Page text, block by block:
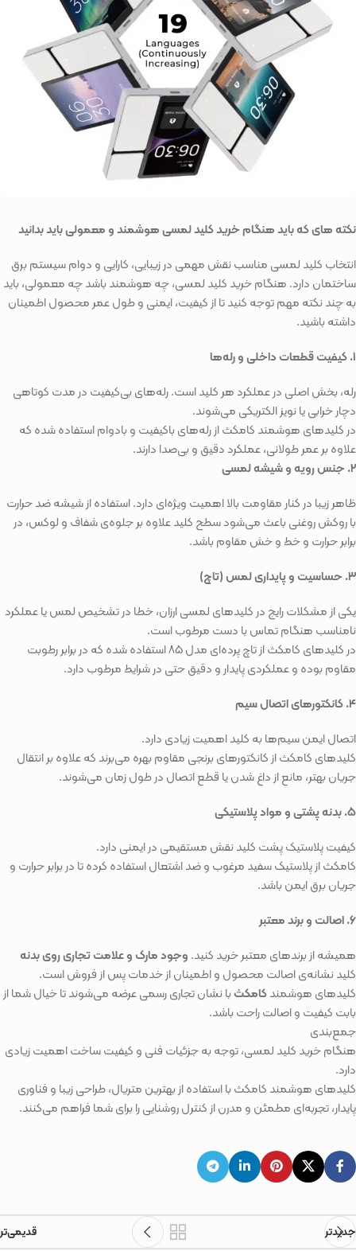
نکته های که باید هنگام خرید کلید لمسی هوشمند و معمولی باید بدانید
انتخاب کلید لمسی مناسب نقش مهمی در زیبایی، کارایی و دوام سیستم برق
ساختمان دارد. هنگام خرید کلید لمسی، چه هوشمند باشد چه معمولی، باید
به چند نکته مهم توجه کنید تا از کیفیت، ایمنی و طول عمر محصول اطمینان
داشته باشید.
۱. کیفیت قطعات داخلی و رله‌ها
رله، بخش اصلی در عملکرد هر کلید است. رله‌های بی‌کیفیت در مدت کوتاهی
دچار خرابی یا نویز الکتریکی می‌شوند.
در کلیدهای هوشمند کامکث از رله‌های باکیفیت و بادوام استفاده شده که
علاوه بر عمر طولانی، عملکرد دقیق و بی‌صدا دارند.
۲. جنس رویه و شیشه لمسی
ظاهر زیبا در کنار مقاومت بالا اهمیت ویژه‌ای دارد. استفاده از شیشه ضد حرارت
با روکش روغنی باعث می‌شود سطح کلید علاوه بر جلوه‌ی شفاف و لوکس، در
برابر حرارت و خط و خش مقاوم باشد.
۳. حساسیت و پایداری لمس (تاچ)
یکی از مشکلات رایج در کلیدهای لمسی ارزان، خطا در تشخیص لمس یا عملکرد
نامناسب هنگام تماس با دست مرطوب است.
در کلیدهای کامکث از تاچ پرده‌ای مدل ۸۵ استفاده شده که در برابر رطوبت
مقاوم بوده و عملکردی پایدار و دقیق حتی در شرایط مرطوب دارد.
۴. کانکتورهای اتصال سیم
اتصال ایمن سیم‌ها به کلید اهمیت زیادی دارد.
کلیدهای کامکث از کانکتورهای برنجی مقاوم بهره می‌برند که علاوه بر انتقال
جریان بهتر، مانع از داغ شدن یا قطع اتصال در طول زمان می‌شوند.
۵. بدنه پشتی و مواد پلاستیکی
کیفیت پلاستیک پشت کلید نقش مستقیمی در ایمنی دارد.
کامکث از پلاستیک سفید مرغوب و ضد اشتعال استفاده کرده تا در برابر حرارت و
جریان برق ایمن باشد.
۶. اصالت و برند معتبر
همیشه از برندهای معتبر خرید کنید. وجود مارک و علامت تجاری روی بدنه
کلید نشانه‌ی اصالت محصول و اطمینان از خدمات پس از فروش است.
کلیدهای هوشمندکامکثبا نشان تجاری رسمی عرضه می‌شوند تا خیال شما از
بابت کیفیت و اصالت راحت باشد.
جمع‌بندی
هنگام خرید کلید لمسی، توجه به جزئیات فنی و کیفیت ساخت اهمیت زیادی
دارد.
کلیدهای هوشمند کامکث با استفاده از بهترین متریال، طراحی زیبا و فناوری
پایدار، تجربه‌ای مطمئن و مدرن از کنترل روشنایی را برای شما فراهم می‌کنند.
جدیدتر قدیمی‌تر